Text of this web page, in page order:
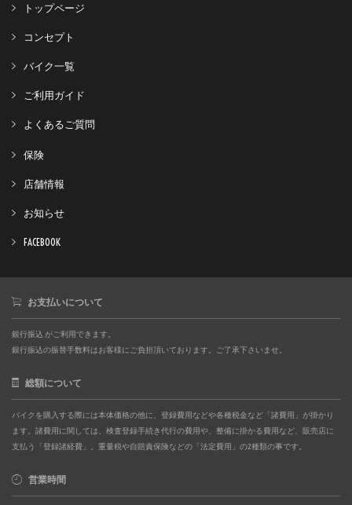
トップページ
コンセプト
バイク一覧
ご利用ガイド
よくあるご質問
保険
店舗情報
お知らせ
FACEBOOK
お支払いについて
銀行振込 がご利用できます。
銀行振込の振替手数料はお客様にご負担頂いております。ご了承下さいませ。
総額について
バイクを購入する際には本体価格の他に、登録費用などや各種税金など「諸費用」が掛かり
ます。諸費用に関しては、検査登録手続き代行の費用や、整備に掛かる費用など、販売店に
支払う「登録諸経費」。重量税や自賠責保険などの「法定費用」の2種類の事です。
営業時間